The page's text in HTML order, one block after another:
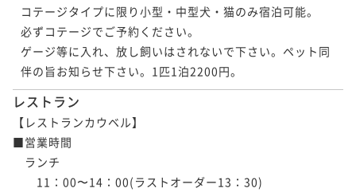
コテージタイプに限り小型・中型犬・猫のみ宿泊可能。
必ずコテージでご予約ください。
ゲージ等に入れ、放し飼いはされないで下さい。ペット同
伴の旨お知らせ下さい。1匹1泊2200円。
レストラン
【レストランカウベル】
■営業時間
ランチ
11：00〜14：00(ラストオーダー13：30)